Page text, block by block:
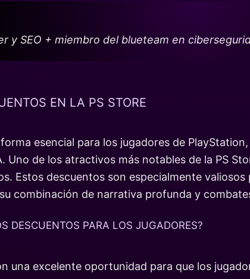
y SEO + miembro del blueteam en
EN LA PS STORE
esencial para los jugadores de
Uno de los atractivos más notables de la PS
Estos descuentos son especialmente
combinación de narrativa profunda y
DESCUENTOS PARA LOS JUGADORES?
una excelente oportunidad para que los